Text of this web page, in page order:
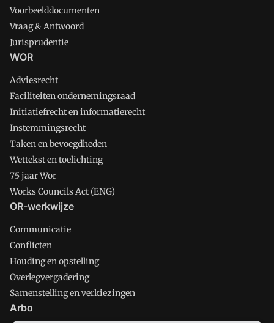
Voorbeelddocumenten
Vraag & Antwoord
Jurisprudentie
WOR
Adviesrecht
Faciliteiten ondernemingsraad
Initiatiefrecht en informatierecht
Instemmingsrecht
Taken en bevoegdheden
Wettekst en toelichting
75 jaar Wor
Works Councils Act (ENG)
OR-werkwijze
Communicatie
Conflicten
Houding en opstelling
Overlegvergadering
Samenstelling en verkiezingen
Arbo